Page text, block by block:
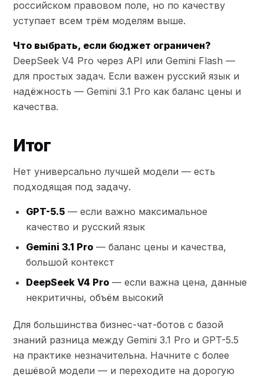
российском правовом поле, но по качеству
уступает всем трём моделям выше.
Что выбрать, если бюджет ограничен?
DeepSeek V4 Pro через API или Gemini Flash —
для простых задач. Если важен русский язык и
надёжность — Gemini 3.1 Pro как баланс цены и
качества.
Итог
Нет универсально лучшей модели — есть
подходящая под задачу.
GPT-5.5— если важно максимальное
качество и русский язык
Gemini 3.1 Pro— баланс цены и качества,
большой контекст
DeepSeek V4 Pro— если важна цена, данные
некритичны, объём высокий
Для большинства бизнес-чат-ботов с базой
знаний разница между Gemini 3.1 Pro и GPT-5.5
на практике незначительна. Начните с более
дешёвой модели — и переходите на дорогую